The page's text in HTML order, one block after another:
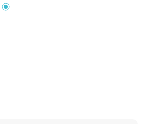
Terceiro quarto completo, com
descanso. Casa
para morar. Localização